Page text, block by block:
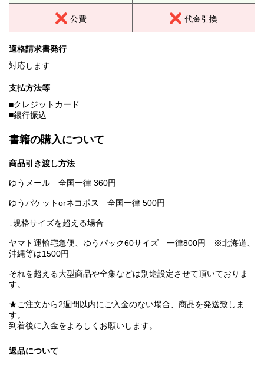
公費 代金引換
適格請求書発行
対応します
支払方法等
■クレジットカード
■銀行振込
書籍の購入について
商品引き渡し方法
ゆうメール 全国一律 360円
ゆうパケットorネコポス 全国一律 500円
↓規格サイズを超える場合
ヤマト運輸宅急便、ゆうパック60サイズ 一律800円 ※北海道、
沖縄等は1500円
それを超える大型商品や全集などは別途設定させて頂いておりま
す。
★ご注文から2週間以内にご入金のない場合、商品を発送致しま
す。
到着後に入金をよろしくお願いします。
返品について